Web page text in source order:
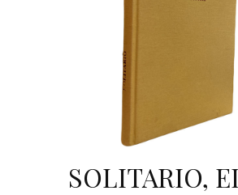
SOLITARIO,